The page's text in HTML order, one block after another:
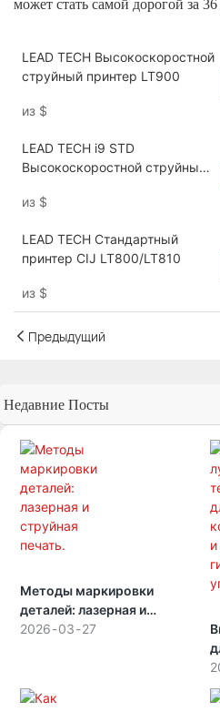
может стать самой дорогой за
LEAD TECH Высокоскоростной
струйный принтер LT900
из $
LEAD TECH i9 STD
Высокоскоростной струйный
из $
LEAD TECH Стандартный
принтер CIJ LT800/LT810
из $
Предыдущий
Недавние Посты
Методы маркировки
деталей: лазерная и
струйная печать.
2026 03 27